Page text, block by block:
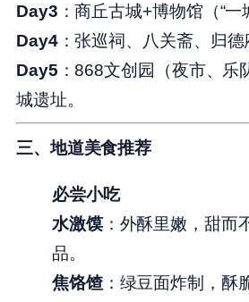
Day3 ：商丘古城+博物馆（“一
Day4：张巡祠、八关斋、归德
Day5 ：868文创园（夜市、
城遗址。
三、地道美食推荐
必尝小吃
水激馍：外酥里嫩，甜而
品。
焦饹馇：绿豆面炸制，酥